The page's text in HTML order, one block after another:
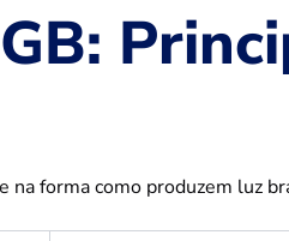
na forma como produzem luz